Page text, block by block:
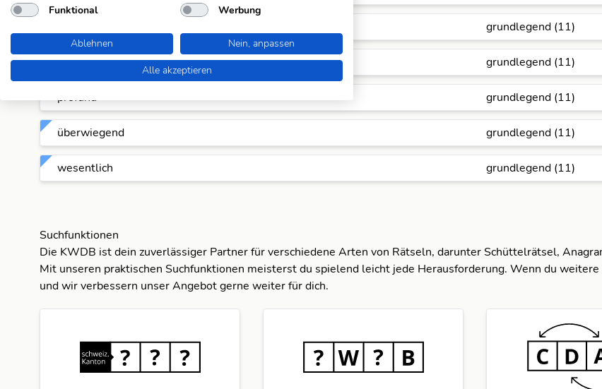
grundlegend (11)
konstitutiv grundlegend (11)
profund grundlegend (11)
überwiegend grundlegend (11)
wesentlich grundlegend (11)
Suchfunktionen
Die KWDB ist dein zuverlässiger Partner für verschiedene Arten von Rätseln, darunter Schüttelrätsel,
Mit unseren praktischen Suchfunktionen meisterst du spielend leicht jede Herausforderung. Wenn du
und wir verbessern unser Angebot gerne weiter für dich.
Funktional
Werbung
Ablehnen
Nein, anpassen
Alle akzeptieren